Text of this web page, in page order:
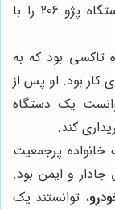
، توانست یک دستگاه پژو 206 را با
تاکسی بود که به
کار بود. او پس از
یک دستگاه
پرجمعیت
و ایمن بود.
، توانستند یک